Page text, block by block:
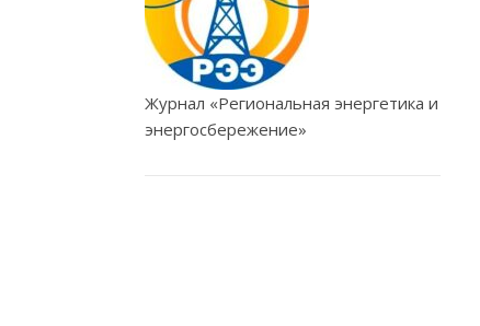
Журнал «Региональная энергетика и
энергосбережение»